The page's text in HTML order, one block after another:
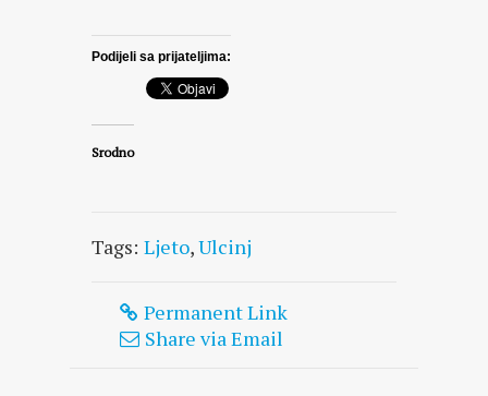
Podijeli sa prijateljima:
Srodno
Tags: Ljeto,Ulcinj
Permanent Link
Share via Email